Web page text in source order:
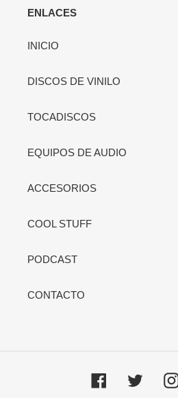
ENLACES
INICIO
DISCOS DE VINILO
TOCADISCOS
EQUIPOS DE AUDIO
ACCESORIOS
COOL STUFF
PODCAST
CONTACTO
Facebook Twitter